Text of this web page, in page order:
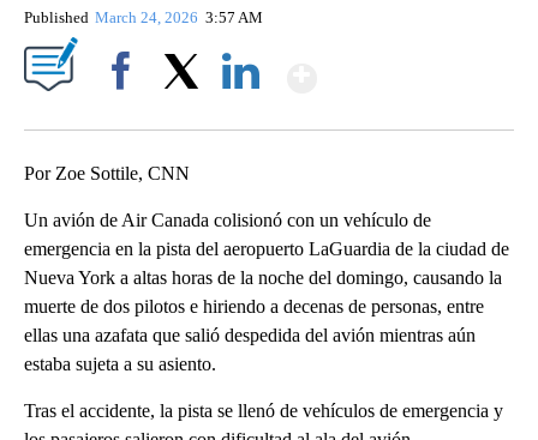
Published March 24, 2026 3:57 AM
Por Zoe Sottile, CNN
Un avión de Air Canada colisionó con un vehículo de
emergencia en la pista del aeropuerto LaGuardia de la ciudad de
Nueva York a altas horas de la noche del domingo, causando la
muerte de dos pilotos e hiriendo a decenas de personas, entre
ellas una azafata que salió despedida del avión mientras aún
estaba sujeta a su asiento.
Tras el accidente, la pista se llenó de vehículos de emergencia y